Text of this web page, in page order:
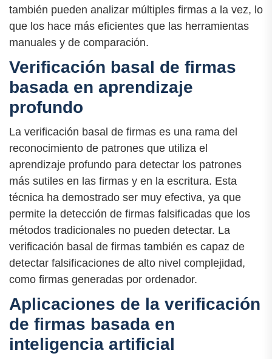
también pueden analizar múltiples firmas a la vez, lo
que los hace más eficientes que las herramientas
manuales y de comparación.
Verificación basal de firmas
basada en aprendizaje
profundo
La verificación basal de firmas es una rama del
reconocimiento de patrones que utiliza el
aprendizaje profundo para detectar los patrones
más sutiles en las firmas y en la escritura. Esta
técnica ha demostrado ser muy efectiva, ya que
permite la detección de firmas falsificadas que los
métodos tradicionales no pueden detectar. La
verificación basal de firmas también es capaz de
detectar falsificaciones de alto nivel complejidad,
como firmas generadas por ordenador.
Aplicaciones de la verificación
de firmas basada en
inteligencia artificial